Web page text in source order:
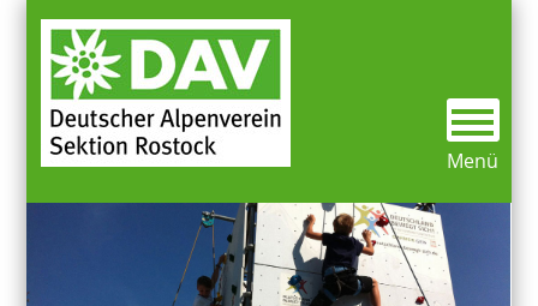
Menü
Über uns
Vereinsgeschichte
Aktivitäten
Mitgliederinfos
Mitgliedsdaten ändern
Ausleihausrüstung / Bibliothek
Sektionsmitteilung
Kletterbunker
Alles Wichtige was du wissen musst
Preise/Öffnungszeiten
Kurse
Termine/Veranstaltungen